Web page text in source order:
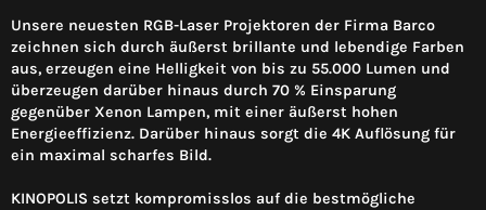
Unsere neuesten RGB-Laser Projektoren der Firma Barco
zeichnen sich durch äußerst brillante und lebendige Farben
aus, erzeugen eine Helligkeit von bis zu 55.000 Lumen und
überzeugen darüber hinaus durch 70 % Einsparung
gegenüber Xenon Lampen, mit einer äußerst hohen
Energieeffizienz. Darüber hinaus sorgt die 4K Auflösung für
ein maximal scharfes Bild.
KINOPOLIS setzt kompromisslos auf die bestmögliche